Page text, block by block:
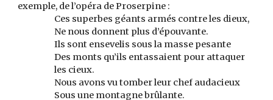
exemple, de l’opéra de Proserpine :
Ces superbes géants armés contre les dieux,
Ne nous donnent plus d’épouvante.
Ils sont ensevelis sous la masse pesante
Des monts qu’ils entassaient pour attaquer
les cieux.
Nous avons vu tomber leur chef audacieux
Sous une montagne brûlante.